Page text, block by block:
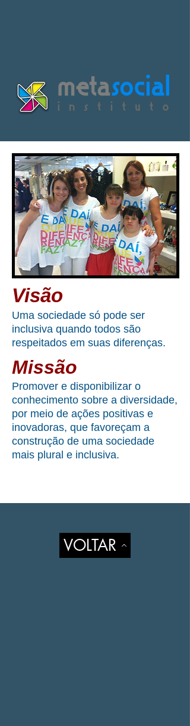
Visão
Uma sociedade só pode ser
inclusiva quando todos são
respeitados em suas diferenças.
Missão
Promover e disponibilizar o
conhecimento sobre a diversidade,
por meio de ações positivas e
inovadoras, que favoreçam a
construção de uma sociedade
mais plural e inclusiva.
VOLTAR